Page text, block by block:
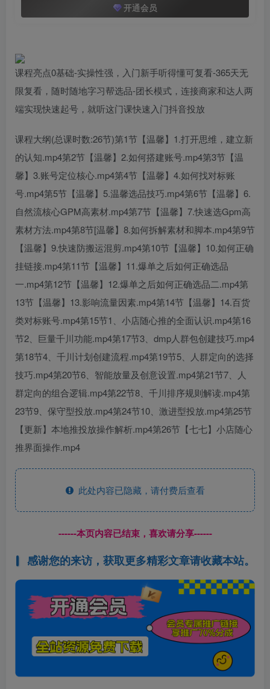
开通会员
课程亮点0基础-实操性强，入门新手听得懂可复看-365天无
限复看，随时随地字习帮选品-团长模式，连接商家和达人两
端实现快速起号，就听这门课快速入门抖音投放
课程大纲(总课时数:26节)第1节【温馨】1.打开思维，建立新
的认知.mp4第2节【温馨】2.如何搭建账号.mp4第3节【温
馨】3.账号定位核心.mp4第4节【温馨】4.如何找对标账
号.mp4第5节【温馨】5.温馨选品技巧.mp4第6节【温馨】6.
自然流核心GPM高素材.mp4第7节【温馨】7.快速选Gpm高
素材方法.mp4第8节[温馨】8.如何拆解素材和脚本.mp4第9节
【温馨】9.快速防搬运混剪.mp4第10节【温馨】10.如何正确
挂链接.mp4第11节【温馨】11.爆单之后如何正确选品
一.mp4第12节【温馨】12.爆单之后如何正确选品二.mp4第
13节【温馨】13.影响流量因素.mp4第14节【温馨】14.百货
类对标账号.mp4第15节1、小店随心推的全面认识.mp4第16
节2、巨量千川功能.mp4第17节3、dmp人群包创建技巧.mp4
第18节4、千川计划创建流程.mp4第19节5、人群定向的选择
技巧.mp4第20节6、智能放量及创意设置.mp4第21节7、人
群定向的组合逻辑.mp4第22节8、千川排序规则解读.mp4第
23节9、保守型投放.mp4第24节10、激进型投放.mp4第25节
【更新】本地推投放操作解析.mp4第26节【七七】小店随心
推界面操作.mp4
此处内容已隐藏，请付费后查看
------本页内容已结束，喜欢请分享------
感谢您的来访，获取更多精彩文章请收藏本站。